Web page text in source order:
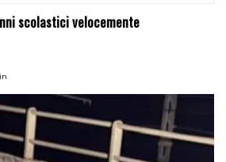
scolastici velocemente